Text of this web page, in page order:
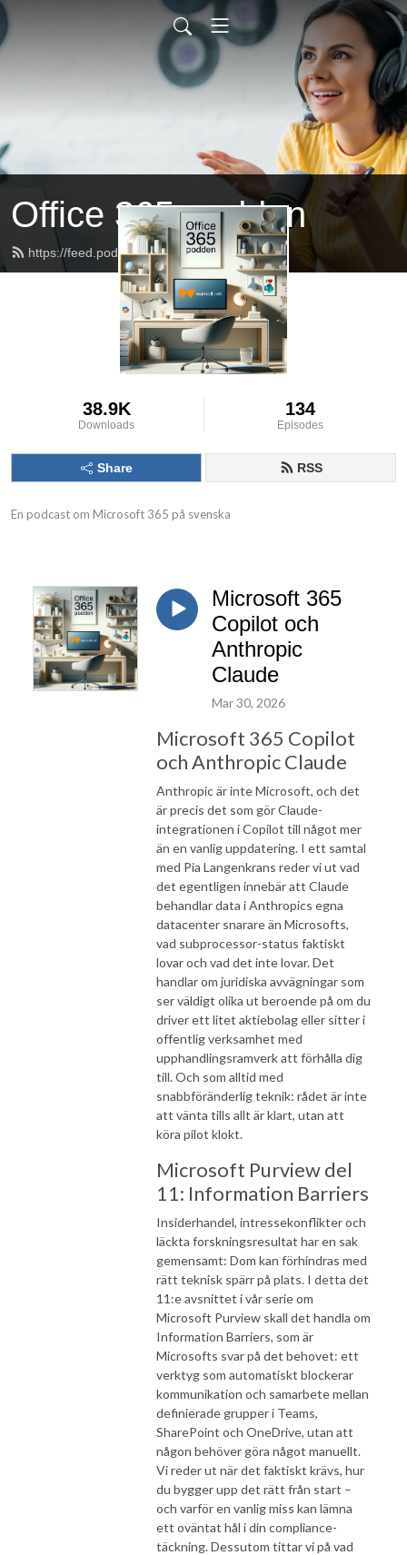
Office 365-podden
https://feed.podbean.com/warnolf/feed.xml
38.9K
Downloads
134
Episodes
Share RSS
En podcast om Microsoft 365 på svenska
Microsoft 365
Copilot och
Anthropic
Claude
Mar 30, 2026
Microsoft 365 Copilot
och Anthropic Claude
Anthropic är inte Microsoft, och det
är precis det som gör Claude-
integrationen i Copilot till något mer
än en vanlig uppdatering. I ett samtal
med Pia Langenkrans reder vi ut vad
det egentligen innebär att Claude
behandlar data i Anthropics egna
datacenter snarare än Microsofts,
vad subprocessor-status faktiskt
lovar och vad det inte lovar. Det
handlar om juridiska avvägningar som
ser väldigt olika ut beroende på om du
driver ett litet aktiebolag eller sitter i
offentlig verksamhet med
upphandlingsramverk att förhålla dig
till. Och som alltid med
snabbföränderlig teknik: rådet är inte
att vänta tills allt är klart, utan att
köra pilot klokt.
Microsoft Purview del
11: Information Barriers
Insiderhandel, intressekonflikter och
läckta forskningsresultat har en sak
gemensamt: Dom kan förhindras med
rätt teknisk spärr på plats. I detta det
11:e avsnittet i vår serie om
Microsoft Purview skall det handla om
Information Barriers, som är
Microsofts svar på det behovet: ett
verktyg som automatiskt blockerar
kommunikation och samarbete mellan
definierade grupper i Teams,
SharePoint och OneDrive, utan att
någon behöver göra något manuellt.
Vi reder ut när det faktiskt krävs, hur
du bygger upp det rätt från start –
och varför en vanlig miss kan lämna
ett oväntat hål i din compliance-
täckning. Dessutom tittar vi på vad